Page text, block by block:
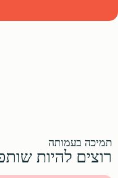
תמיכה בעמותה
רוצים להיות